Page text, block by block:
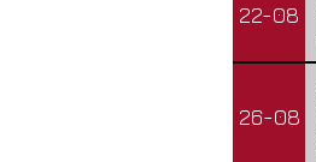
22-08
26-08